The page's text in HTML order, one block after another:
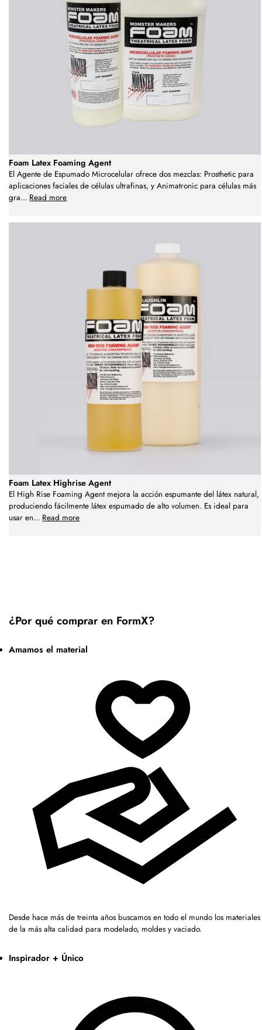
Foam Latex Foaming Agent
El Agente de Espumado Microcelular ofrece dos mezclas: Prosthetic para
aplicaciones faciales de células ultrafinas, y Animatronic para células más
gra... Read more
Foam Latex Highrise Agent
El High Rise Foaming Agent mejora la acción espumante del látex natural,
produciendo fácilmente látex espumado de alto volumen. Es ideal para
usar en... Read more
¿Por qué comprar en FormX?
Amamos el material
Desde hace más de treinta años buscamos en todo el mundo los materiales
de la más alta calidad para modelado, moldes y vaciado.
Inspirador + Único